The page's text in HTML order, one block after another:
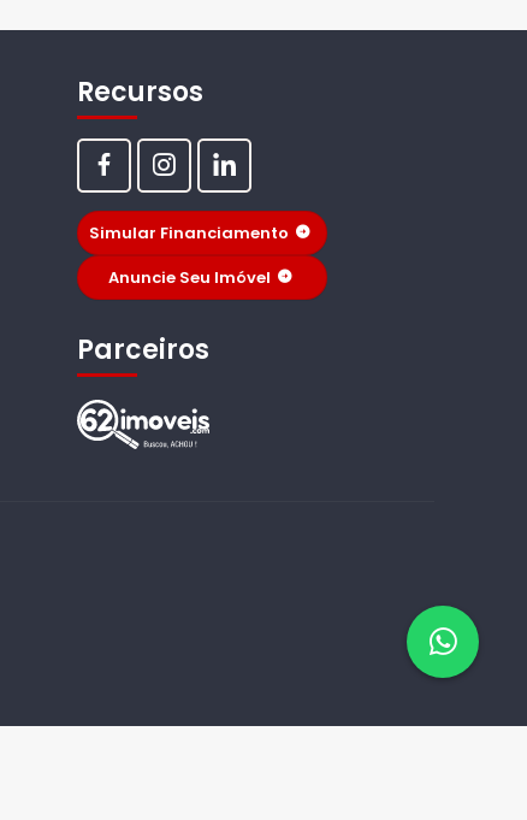
Recursos
Simular Financiamento
Anuncie Seu Imóvel
Parceiros